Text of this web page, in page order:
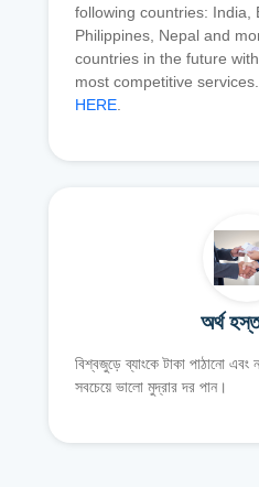
following countries: India,
Philippines, Nepal and
countries in the future
most competitive
HERE.
অর্থ
বিশ্বজুড়ে ব্যাংকে টাকা পাঠানো
সবচেয়ে ভালো মুদ্রার দর পান।